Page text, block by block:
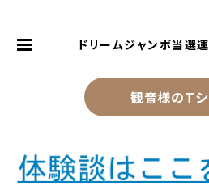
ドリームジャンボ当選
観音様のTシ